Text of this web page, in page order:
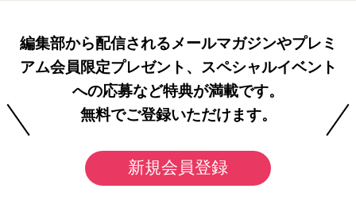
編集部から配信されるメールマガジンやプレミ
アム会員限定プレゼント、スペシャルイベント
への応募など特典が満載です。
無料でご登録いただけます。
新規会員登録